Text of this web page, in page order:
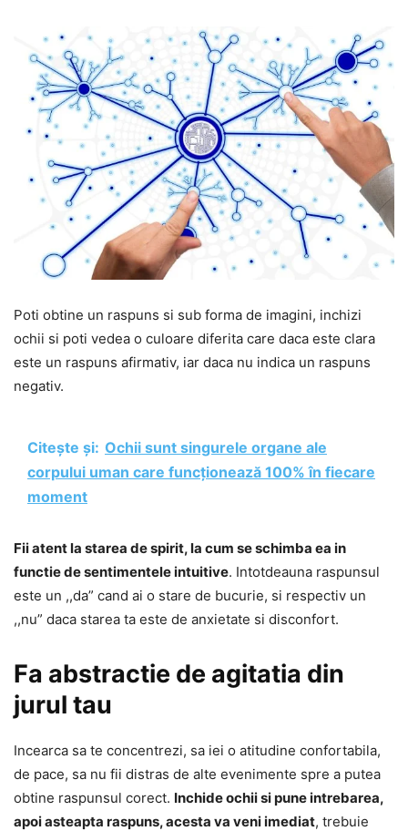
Poti obtine un raspuns si sub forma de imagini, inchizi
ochii si poti vedea o culoare diferita care daca este clara
este un raspuns afirmativ, iar daca nu indica un raspuns
negativ.
Citește și: Ochii sunt singurele organe ale
corpului uman care funcționează 100% în fiecare
moment
Fii atent la starea de spirit, la cum se schimba ea in
functie de sentimentele intuitive. Intotdeauna raspunsul
este un ,,da” cand ai o stare de bucurie, si respectiv un
,,nu” daca starea ta este de anxietate si disconfort.
Fa abstractie de agitatia din
jurul tau
Incearca sa te concentrezi, sa iei o atitudine confortabila,
de pace, sa nu fii distras de alte evenimente spre a putea
obtine raspunsul corect. Inchide ochii si pune intrebarea,
apoi asteapta raspuns, acesta va veni imediat, trebuie